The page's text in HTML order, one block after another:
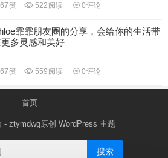
赞 522 阅读 0评论
霏霏朋友圈的分享，会给你的生活带
多灵感和美好
赞 559 阅读 0评论
首页
- ztymdwg原创 WordPress 主题
搜索